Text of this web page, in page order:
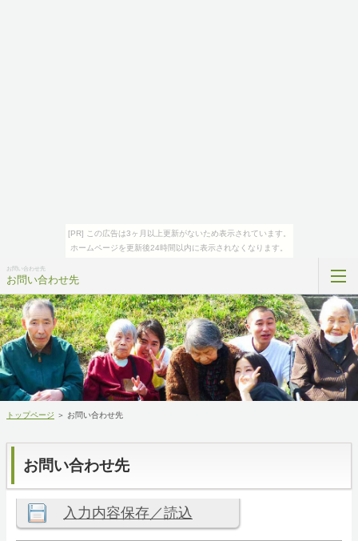
[PR] この広告は3ヶ月以上更新がないため表示されています。
ホームページを更新後24時間以内に表示されなくなります。
お問い合わせ先
お問い合わせ先
トップページ
宅老所全国ネットとは
都道府県連絡会
入会案内
お問い合わせ先
トップページ ＞ お問い合わせ先
お問い合わせ先